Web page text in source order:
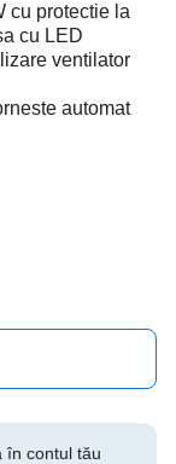
cu protectie la
cu LED
ventilator
automat
în contul tău